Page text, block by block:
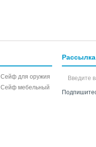
Сейф для оружия
Сейф мебельный
Рассылка